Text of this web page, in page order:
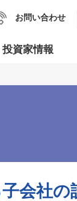
お問い合わせ
資家情報
会社の